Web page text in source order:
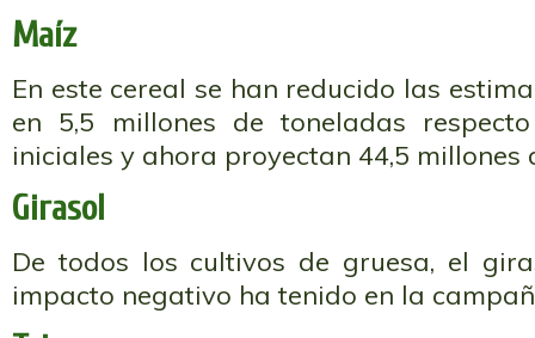
Maíz
En este cereal se han reducido las
en 5,5 millones de toneladas
iniciales y ahora proyectan 44,5 millones
Girasol
De todos los cultivos de gruesa, el
impacto negativo ha tenido en la